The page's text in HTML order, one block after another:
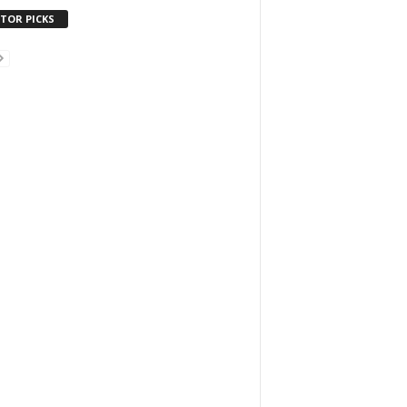
PICKS